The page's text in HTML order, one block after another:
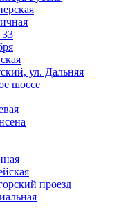
ул. Дальняя
шоссе
проезд